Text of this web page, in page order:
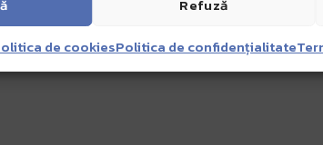
Refuză
de cookiesPolitica de confidențialitate